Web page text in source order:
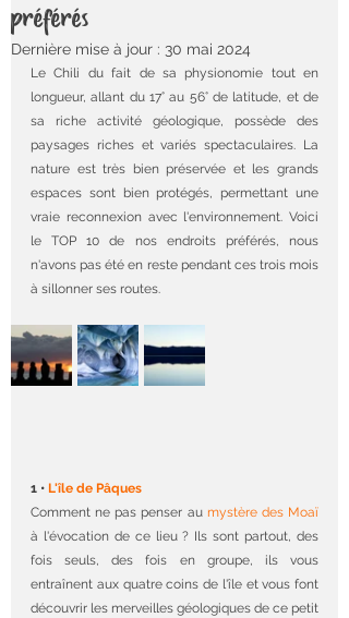
préférés
Dernière mise à jour : 30 mai 2024
Le Chili du fait de sa physionomie tout en
longueur, allant du 17° au 56° de latitude, et de
sa riche activité géologique, possède des
paysages riches et variés spectaculaires. La
nature est très bien préservée et les grands
espaces sont bien protégés, permettant une
vraie reconnexion avec l'environnement. Voici
le TOP 10 de nos endroits préférés, nous
n'avons pas été en reste pendant ces trois mois
à sillonner ses routes.
1 • L'île de Pâques
Comment ne pas penser au mystère des Moaï
à l'évocation de ce lieu ? Ils sont partout, des
fois seuls, des fois en groupe, ils vous
entraînent aux quatre coins de l'île et vous font
découvrir les merveilles géologiques de ce petit